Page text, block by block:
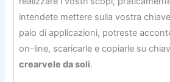
intendete mettere sulla vostra
paio di applicazioni, potreste
on-line, scaricarle e copiarle su
crearvele da soli.